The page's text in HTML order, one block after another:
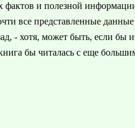
фактов и полезной
все представленные
- хотя, может быть, если бы
бы читалась с еще